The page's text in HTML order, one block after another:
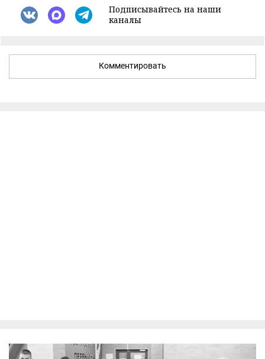
Подписывайтесь на наши
каналы
Комментировать